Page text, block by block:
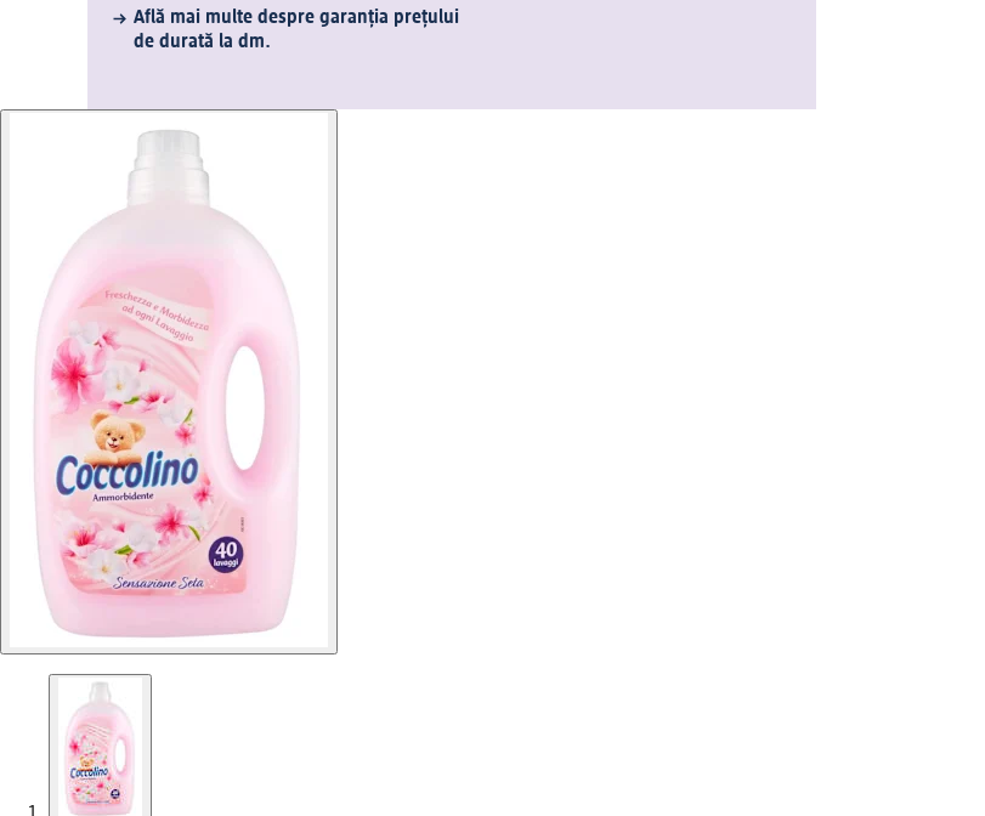
Află mai multe despre garanția prețului
de durată la dm.